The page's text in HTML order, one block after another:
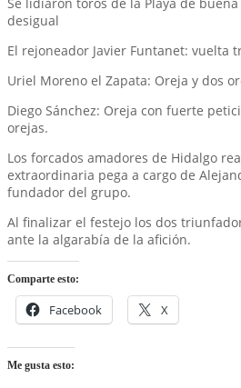
desigual
El rejoneador Javier Funtanet: vuelta
Uriel Moreno el Zapata: Oreja y dos
Diego Sánchez: Oreja con fuerte
orejas.
Los forcados amadores de Hidalgo
extraordinaria pega a cargo de
fundador del grupo.
Al finalizar el festejo los dos
ante la algarabía de la afición.
Comparte esto:
Facebook X
Me gusta esto: